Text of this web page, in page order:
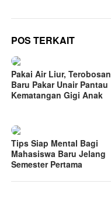
POS TERKAIT
Pakai Air Liur, Terobosan
Baru Pakar Unair Pantau
Kematangan Gigi Anak
Tips Siap Mental Bagi
Mahasiswa Baru Jelang
Semester Pertama